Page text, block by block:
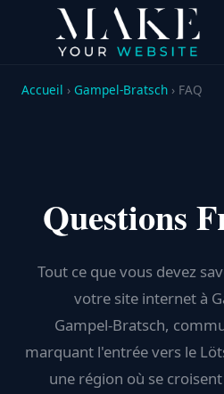
Accueil › Gampel-Bratsch › FAQ
Questions
Tout ce que vous devez
votre site internet à
Gampel-Bratsch,
marquant l'entrée vers le
une région où se